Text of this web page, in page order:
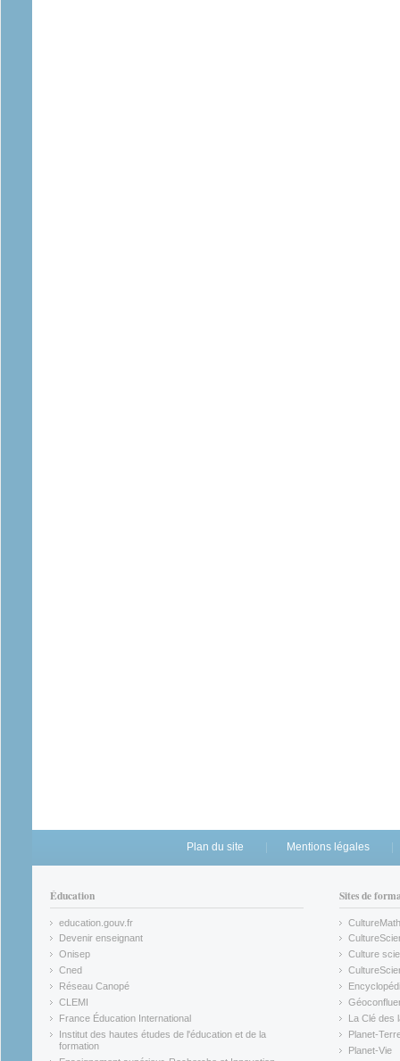
Plan du site Mentions légales
Éducation
education.gouv.fr
(link is external)
Devenir enseignant
(link is external)
Onisep
(link is external)
Cned
(link is external)
Réseau Canopé
(link is external)
CLEMI
(link is external)
France Éducation International
(link is external)
Institut des hautes études de l'éducation et de la
formation
Sites de
CultureMath
(link is
(link is
Culture
(link is
(link is
(link is
La Clé des
(link is
Planet-
(link is
Planet-Vie